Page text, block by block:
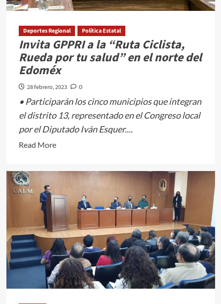
en
Deportes Regional Política Estatal
Invita GPPRI a la “Ruta Ciclista,
Rueda por tu salud” en el norte del
Edoméx
28 febrero, 2023 0
• Participarán los cinco municipios que integran
el distrito 13, representado en el Congreso local
por el Diputado Iván Esquer....
Read MoreRead
about
GPPRI
a
la
“Ruta
Ciclista,
Rueda
por
tu